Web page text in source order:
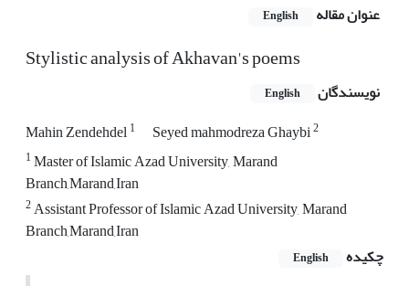
عنوان مقاله
English
Stylistic analysis of Akhavan's poems
نویسندگان English
Mahin Zendehdel1 Seyed mahmodreza Ghaybi2
1Master of Islamic Azad University, Marand
Branch,Marand,Iran
2Assistant Professor of Islamic Azad University, Marand
Branch,Marand,Iran
چکیده
English